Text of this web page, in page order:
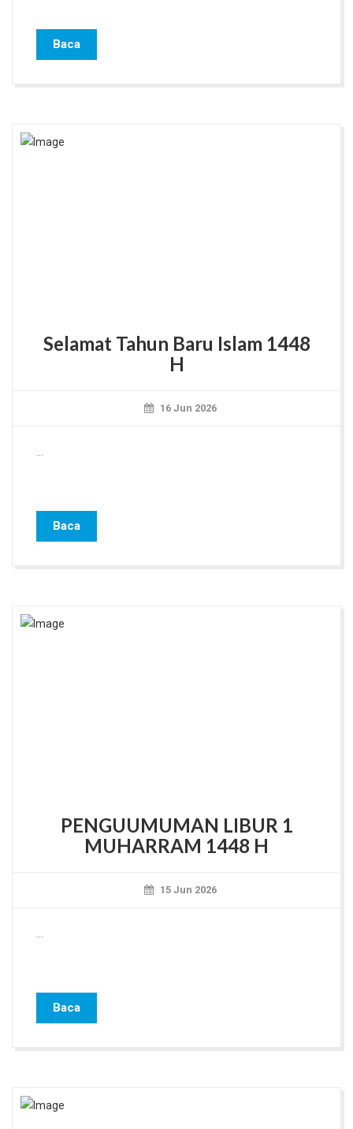
Baca
Selamat Tahun Baru Islam 1448
H
16 Jun 2026
...
Baca
PENGUUMUMAN LIBUR 1
MUHARRAM 1448 H
15 Jun 2026
...
Baca